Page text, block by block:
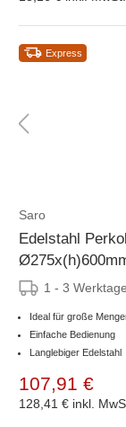
Express
Saro
Edelstahl
1 - 3 Werktage
Ideal für große
Einfache Bedienung
Langlebiger Edelstahl
107,91 €
128,41 € inkl.